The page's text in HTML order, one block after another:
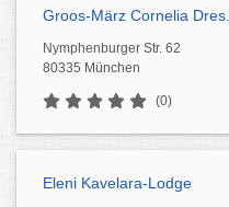
Groos-März Cornelia
Nymphenburger Str. 62
80335 München
(0)
Eleni Kavelara-Lodge